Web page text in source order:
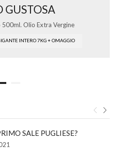
GUSTOSA
Olio Extra Vergine
INTERO 7KG + OMAGGIO
SALE PUGLIESE?